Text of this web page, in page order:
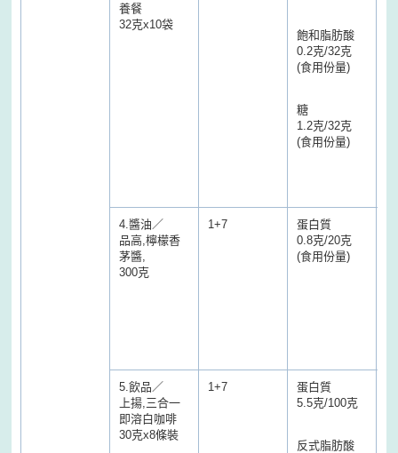
養餐
32克x10袋
飽和脂肪酸
0.2克/32克
(食用份量)
糖
1.2克/32克
(食用份量)
4.醬油／
品高,檸檬香
茅醬,
300克
1+7
蛋白質
0.8克/20克
(食用份量)
5.飲品／
上揚,三合一
即溶白咖啡
30克x8條裝
1+7
蛋白質
5.5克/100克
反式脂肪酸